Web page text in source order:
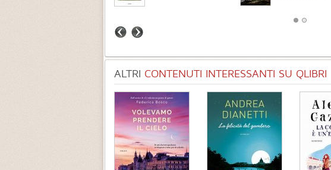
ALTRI CONTENUTI INTERESSANTI SU QLIBRI